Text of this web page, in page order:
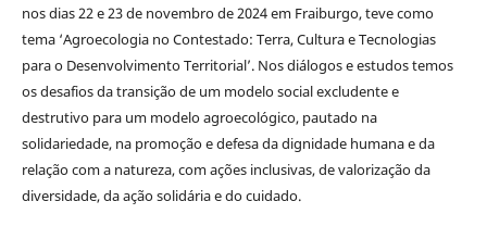
nos dias 22 e 23 de novembro de 2024 em Fraiburgo, teve como
tema ‘Agroecologia no Contestado: Terra, Cultura e Tecnologias
para o Desenvolvimento Territorial’. Nos diálogos e estudos temos
os desafios da transição de um modelo social excludente e
destrutivo para um modelo agroecológico, pautado na
solidariedade, na promoção e defesa da dignidade humana e da
relação com a natureza, com ações inclusivas, de valorização da
diversidade, da ação solidária e do cuidado.